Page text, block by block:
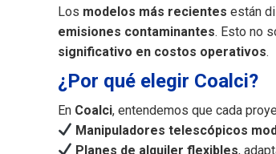
Los modelos más recientes están
emisiones contaminantes. Esto no
significativo en costos operativos.
¿Por qué elegir Coalci?
En Coalci, entendemos que cada
Manipuladores telescópicos
Planes de alquiler flexibles,